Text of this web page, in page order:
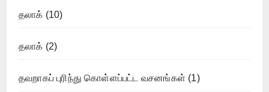
தலாக் (10)
தலாக் (2)
தவறாகப் புரிந்து கொள்ளப்பட்ட வசனங்கள் (1)